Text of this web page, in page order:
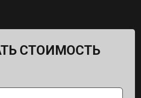
СТОИМОСТЬ